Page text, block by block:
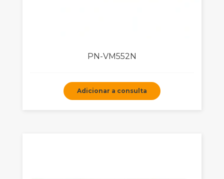
PN-VM552N
Adicionar a consulta